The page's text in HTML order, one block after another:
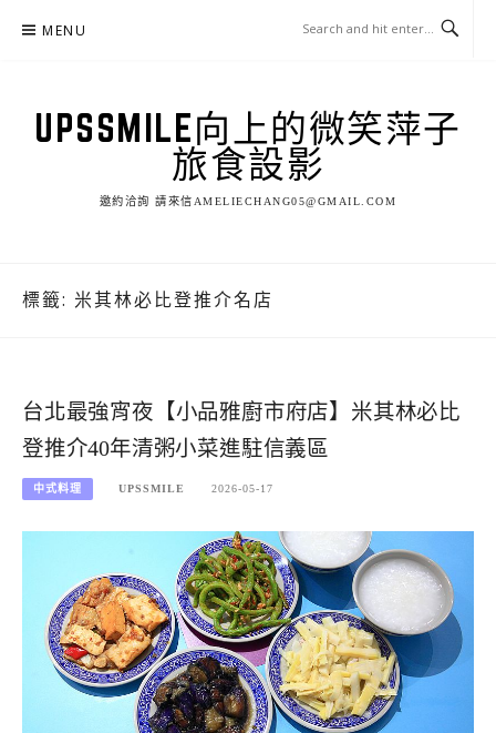
MENU
UPSSMILE向上的微笑萍子
旅食設影
邀約洽詢 請來信AMELIECHANG05@GMAIL.COM
標籤: 米其林必比登推介名店
台北最強宵夜【小品雅廚市府店】米其林必比
登推介40年清粥小菜進駐信義區
中式料理 UPSSMILE 2026-05-17